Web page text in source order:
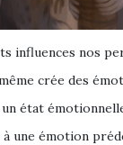
influences nos
crée des
un état
à une émotion